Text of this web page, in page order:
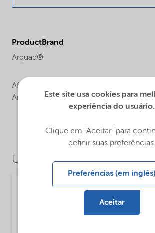
ProductBrand
Arquad®
Africa,
America
Use Cases
MsbLongDescription
Este site usa cookies para
experiência do usuário.
Clique em "Aceitar" para
definir suas preferências.
Preferências (em inglês)
Aceitar